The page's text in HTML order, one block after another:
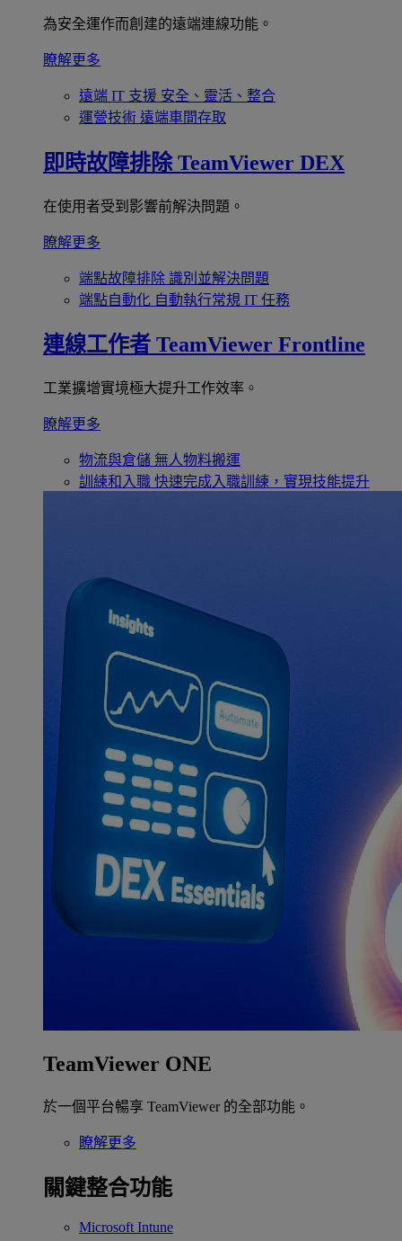
為安全運作而創建的遠端連線功能。
瞭解更多
遠端 IT 支援 安全、靈活、整合
運營技術 遠端車間存取
即時故障排除 TeamViewer DEX
在使用者受到影響前解決問題。
瞭解更多
端點故障排除 識別並解決問題
端點自動化 自動執行常規 IT 任務
連線工作者 TeamViewer Frontline
工業擴增實境極大提升工作效率。
瞭解更多
物流與倉儲 無人物料搬運
訓練和入職 快速完成入職訓練，實現技能提升
TeamViewer ONE
於一個平台暢享 TeamViewer 的全部功能。
瞭解更多
關鍵整合功能
Microsoft Intune